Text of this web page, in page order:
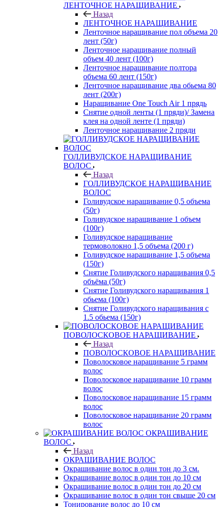
ЛЕНТОЧНОЕ НАРАЩИВАНИЕ
Назад
ЛЕНТОЧНОЕ НАРАЩИВАНИЕ
Ленточное наращивание пол объема 20
лент (50г)
Ленточное наращивание полный
объем 40 лент (100г)
Ленточное наращивание полтора
объема 60 лент (150г)
Ленточное наращивание два обьема 80
лент (200г)
Наращивание One Touch Air 1 прядь
Снятие одной ленты (1 пряди)/ Замена
клея на одной ленте (1 пряди)
Ленточное наращивание 2 пряди
ГОЛЛИВУДСКОЕ НАРАЩИВАНИЕ
ВОЛОС
Назад
ГОЛЛИВУДСКОЕ НАРАЩИВАНИЕ
ВОЛОС
Голивудское наращивание 0,5 объема
(50г)
Голивудское наращивание 1 объем
(100г)
Голивудское наращивание
термоволокно 1,5 объема (200 г)
Голивудское наращивание 1,5 объема
(150г)
Снятие Голивудского наращивания 0,5
объёма (50г)
Снятие Голивудского наращивания 1
обьема (100г)
Снятие Голивудского наращивания с
1.5 обьема (150г)
ПОВОЛОСКОВОЕ НАРАЩИВАНИЕ
Назад
ПОВОЛОСКОВОЕ НАРАЩИВАНИЕ
Поволосковое наращивание 5 грамм
волос
Поволосковое наращивание 10 грамм
волос
Поволосковое наращивание 15 грамм
волос
Поволосковое наращивание 20 грамм
волос
ОКРАШИВАНИЕ
ВОЛОС
Назад
ОКРАШИВАНИЕ ВОЛОС
Окрашивание волос в один тон до 3 см.
Окрашивание волос в один тон до 10 см
Окрашивание волос в один тон до 20 см
Окрашивание волос в один тон свыше 20 см
Тонирование волос до 10 см